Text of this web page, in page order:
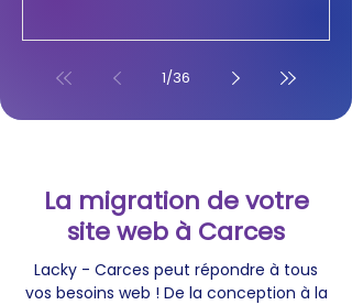
1/36
La migration de votre
site web à Carces
Lacky - Carces peut répondre à tous
vos besoins web ! De la conception à la